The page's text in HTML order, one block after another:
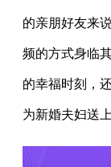
的亲朋好友来
频的方式身临
的幸福时刻，
为新婚夫妇送